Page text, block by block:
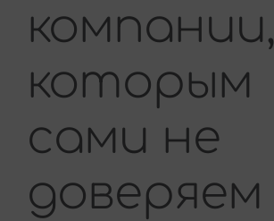
компании,
которым
сами не
доверяем